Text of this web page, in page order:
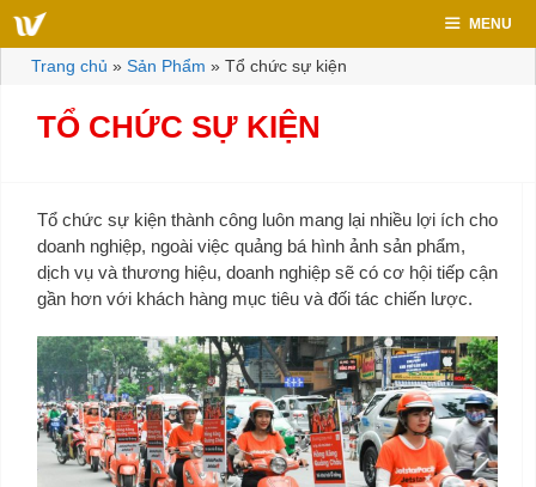
Chuyển
đến
dung
MENU
Trang chủ » Sản Phẩm » Tổ chức sự kiện
TỔ CHỨC SỰ KIỆN
Tổ chức sự kiện thành công luôn mang lại nhiều lợi ích cho
doanh nghiệp, ngoài việc quảng bá hình ảnh sản phẩm,
dịch vụ và thương hiệu, doanh nghiệp sẽ có cơ hội tiếp cận
gần hơn với khách hàng mục tiêu và đối tác chiến lược.